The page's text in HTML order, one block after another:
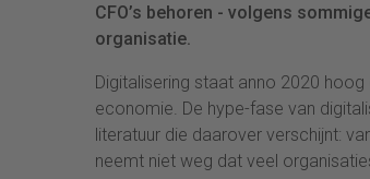
CFO’s behoren - volgens
organisatie.
Digitalisering staat anno 2020
economie. De hype-fase van
literatuur die daarover verschijnt:
neemt niet weg dat veel